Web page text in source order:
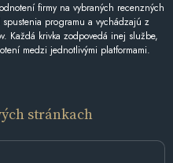
firmy na vybraných recenzných
programu a vychádzajú z
Každá krivka zodpovedá inej službe,
medzi jednotlivými platformami.
stránkach